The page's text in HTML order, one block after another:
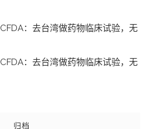
CFDA：去台湾做药物临床试验，无
CFDA：去台湾做药物临床试验，无
归档